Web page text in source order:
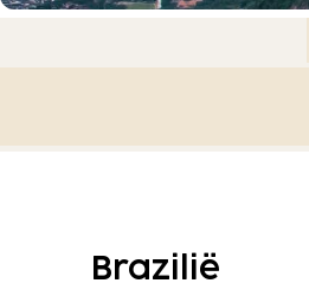
Brazilië